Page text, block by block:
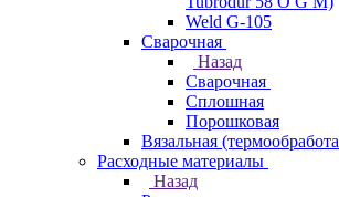
Weld G-105
Сварочная
Назад
Сварочная
Сплошная
Порошковая
Вязальная
Расходные материалы
Назад